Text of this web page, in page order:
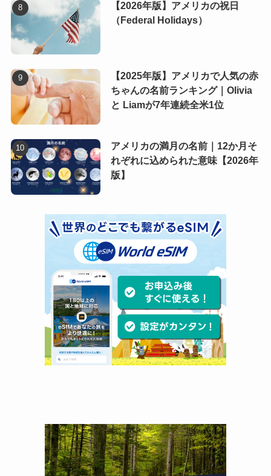
【2026年版】アメリカの祝日
（Federal Holidays）
【2025年版】アメリカで人気の赤
ちゃんの名前ランキング｜Olivia
と Liamが7年連続全米1位
アメリカの満月の名前｜12か月そ
れぞれに込められた意味【2026年
版】